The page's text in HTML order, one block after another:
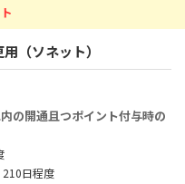
（ソネット）
の開通且つポイント付与時の
210日程度